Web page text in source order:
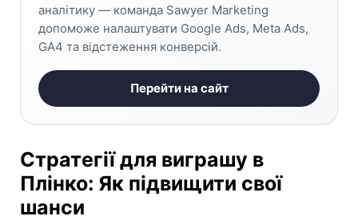
аналітику — команда Sawyer Marketing
допоможе налаштувати Google Ads, Meta Ads,
GA4 та відстеження конверсій.
Перейти на сайт
Стратегії для виграшу в
Плінко: Як підвищити свої
шанси